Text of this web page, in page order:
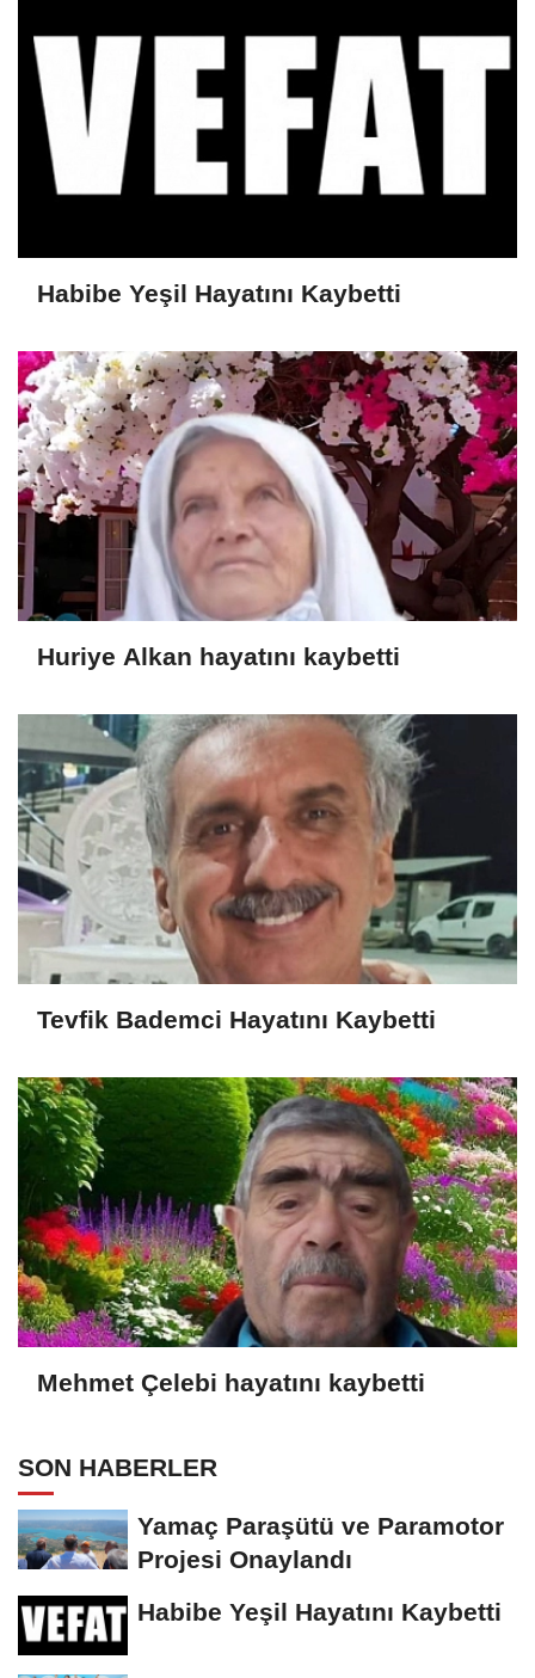
Habibe Yeşil Hayatını Kaybetti
Huriye Alkan hayatını kaybetti
Tevfik Bademci Hayatını Kaybetti
Mehmet Çelebi hayatını kaybetti
SON HABERLER
Yamaç Paraşütü ve Paramotor
Projesi Onaylandı
Habibe Yeşil Hayatını Kaybetti